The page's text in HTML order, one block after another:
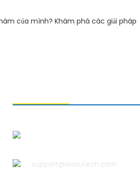
của mình? Khám phá các giải pháp
support@xiaoutech.com